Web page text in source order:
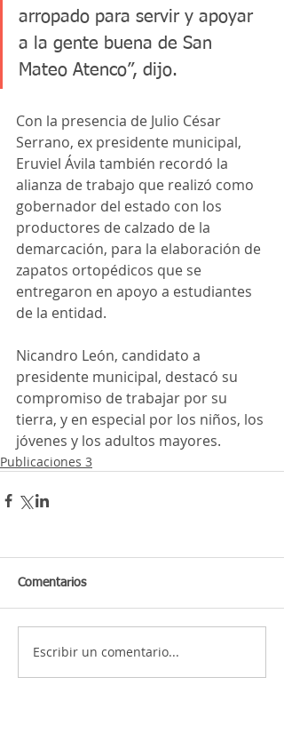
arropado para servir y apoyar
a la gente buena de San
Mateo Atenco”, dijo.
Con la presencia de Julio César
Serrano, ex presidente municipal,
Eruviel Ávila también recordó la
alianza de trabajo que realizó como
gobernador del estado con los
productores de calzado de la
demarcación, para la elaboración de
zapatos ortopédicos que se
entregaron en apoyo a estudiantes
de la entidad.
Nicandro León, candidato a
presidente municipal, destacó su
compromiso de trabajar por su
tierra, y en especial por los niños, los
jóvenes y los adultos mayores.
Publicaciones 3
Comentarios
Escribir un comentario...